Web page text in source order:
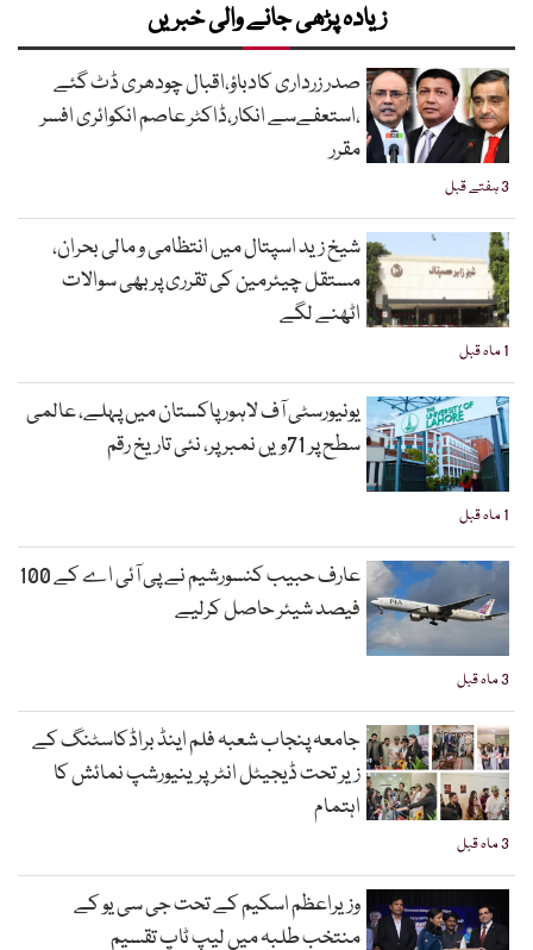
زیادہ پڑھی جانے والی خبریں
3 ہفتے قبل
صدر زرداری کادباؤ،اقبال چودھری ڈٹ گئے
،استعفےسے انکار،ڈاکٹر عاصم انکوائری افسر
مقرر
1 ماہ قبل
شیخ زید اسپتال میں انتظامی و مالی بحران،
مستقل چیئرمین کی تقرری پر بھی سوالات
اٹھنے لگے
1 ماہ قبل
یونیورسٹی آف لاہور پاکستان میں پہلے، عالمی
سطح پر 71ویں نمبر پر، نئی تاریخ رقم
3 ماہ قبل
عارف حبیب کنسورشیم نے پی آئی اے کے 100
فیصد شیئر حاصل کرلیے
3 ماہ قبل
جامعہ پنجاب شعبہ فلم اینڈ براڈکاسٹنگ کے
زیر تحت ڈیجیٹل انٹرپرینیورشپ نمائش کا
اہتمام
وزیراعظم اسکیم کے تحت جی سی یو کے
منتخب طلبہ میں لیپ ٹاپ تقسیم